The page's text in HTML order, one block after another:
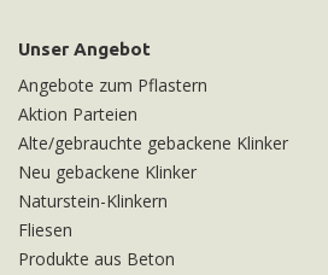
Unser Angebot
Angebote zum Pflastern
Aktion Parteien
Alte/gebrauchte gebackene Klinker
Neu gebackene Klinker
Naturstein-Klinkern
Fliesen
Produkte aus Beton